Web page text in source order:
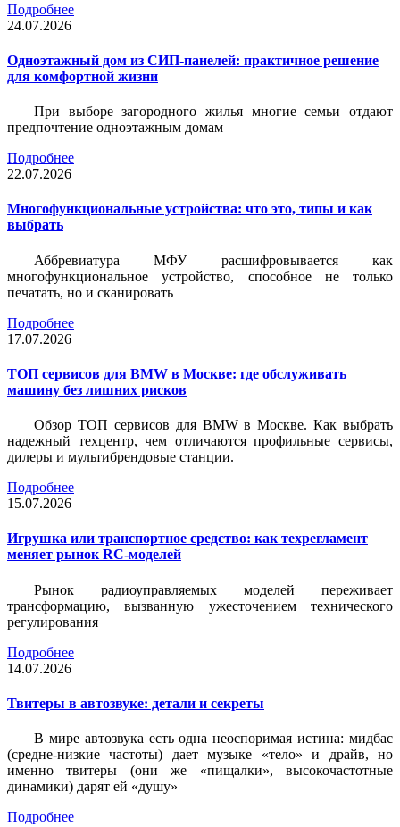
Подробнее
24.07.2026
Одноэтажный дом из СИП-панелей: практичное решение
для комфортной жизни
При выборе загородного жилья многие семьи отдают
предпочтение одноэтажным домам
Подробнее
22.07.2026
Многофункциональные устройства: что это, типы и как
выбрать
Аббревиатура МФУ расшифровывается как
многофункциональное устройство, способное не только
печатать, но и сканировать
Подробнее
17.07.2026
ТОП сервисов для BMW в Москве: где обслуживать
машину без лишних рисков
Обзор ТОП сервисов для BMW в Москве. Как выбрать
надежный техцентр, чем отличаются профильные сервисы,
дилеры и мультибрендовые станции.
Подробнее
15.07.2026
Игрушка или транспортное средство: как техрегламент
меняет рынок RC-моделей
Рынок радиоуправляемых моделей переживает
трансформацию, вызванную ужесточением технического
регулирования
Подробнее
14.07.2026
Твитеры в автозвуке: детали и секреты
В мире автозвука есть одна неоспоримая истина: мидбас
(средне-низкие частоты) дает музыке «тело» и драйв, но
именно твитеры (они же «пищалки», высокочастотные
динамики) дарят ей «душу»
Подробнее